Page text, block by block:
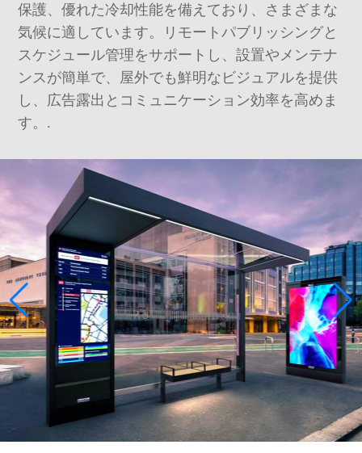
保護、優れた冷却性能を備えており、さまざまな
気候に適しています。リモートパブリッシングと
スケジュール管理をサポートし、設置やメンテナ
ンスが簡単で、屋外でも鮮明なビジュアルを提供
し、広告露出とコミュニケーション効率を高めま
す。.